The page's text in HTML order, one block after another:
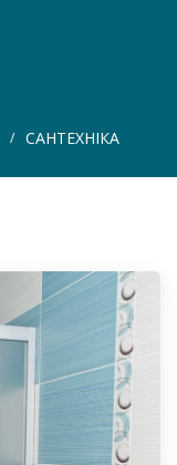
САНТЕХНІКА